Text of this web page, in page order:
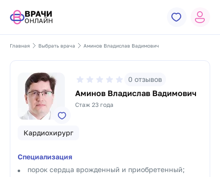
ВРАЧИ
ОНЛАЙН
Главная Выбрать врача Аминов Владислав Вадимович
0 отзывов
Аминов Владислав Вадимович
Стаж 23 года
Кардиохирург
Специализация
порок сердца врожденный и приобретенный;